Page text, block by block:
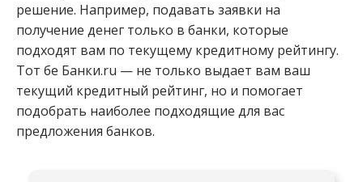
решение. Например, подавать заявки на
получение денег только в банки, которые
подходят вам по текущему кредитному рейтингу.
Тот бе Банки.ru — не только выдает вам ваш
текущий кредитный рейтинг, но и помогает
подобрать наиболее подходящие для вас
предложения банков.